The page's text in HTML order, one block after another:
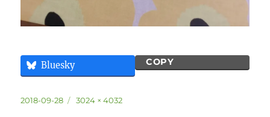
Bluesky COPY
投
2018-09-28
フ
3024 × 4032